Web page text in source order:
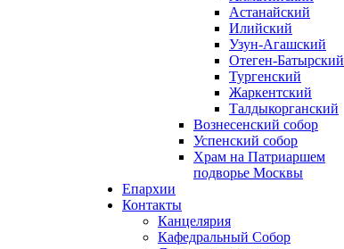
Астанайский
Илийский
Узун-Агашский
Отеген-Батырский
Тургенский
Жаркентский
Талдыкорганский
Вознесенский собор
Успенский собор
Храм на Патриаршем
подворье Москвы
Епархии
Контакты
Канцелярия
Кафедральный Собор